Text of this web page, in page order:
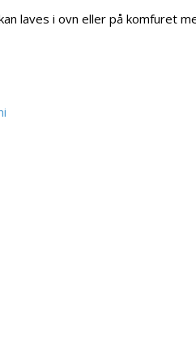
laves i ovn eller på komfuret